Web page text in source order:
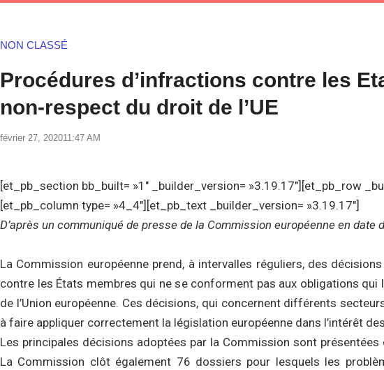
NON CLASSÉ
Procédures d’infractions contre les
non-respect du droit de l’UE
février 27, 202011:47 AM
[et_pb_section bb_built= »1″ _builder_version= »3.19.17″][et_pb_row
[et_pb_column type= »4_4″][et_pb_text _builder_version= »3.19.17″]
D’après un communiqué de presse de la Commission européenne en date
La Commission européenne prend, à intervalles réguliers, des
contre les États membres qui ne se conforment pas aux obligations qui
de l’Union européenne. Ces décisions, qui concernent différents
à faire appliquer correctement la législation européenne dans l’intérêt
Les principales décisions adoptées par la Commission sont
La Commission clôt également 76 dossiers pour lesquels les